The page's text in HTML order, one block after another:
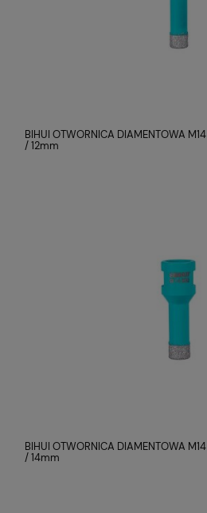
BIHUI OTWORNICA DIAMENTOWA M14
/ 12mm
BIHUI OTWORNICA DIAMENTOWA M14
/ 14mm